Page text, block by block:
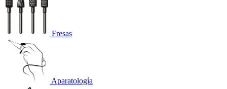
Fresas
Aparatología